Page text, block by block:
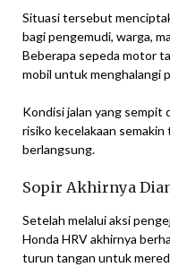
Situasi tersebut
bagi pengemudi, warga,
Beberapa sepeda motor
mobil untuk menghalangi
Kondisi jalan yang sempit
risiko kecelakaan
berlangsung.
Sopir Akhirnya
Setelah melalui aksi
Honda HRV akhirnya
turun tangan untuk